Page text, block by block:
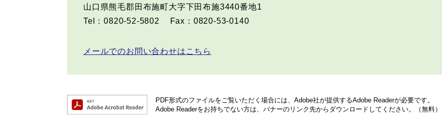
山口県熊毛郡田布施町大字下田布施3440番地1
Tel：0820-52-5802
Fax：0820-53-0140
メールでのお問い合わせはこちら
PDF形式のファイルをご覧いただく場合には、Adobe社が提供するAdobe Readerが必要です。
Adobe Readerをお持ちでない方は、バナーのリンク先からダウンロードしてください。（無料）